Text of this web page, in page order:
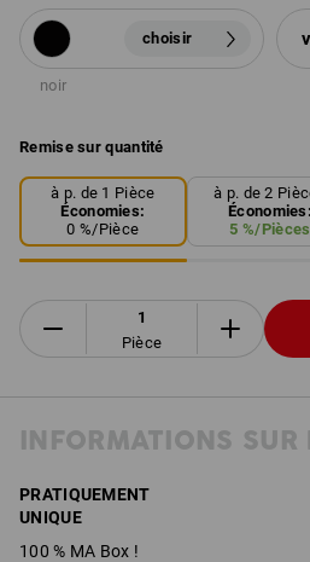
choisir
noir
Remise sur quantité
à p. de 1 Pièce
Économies:
0 %/Pièce
à p. de 2
Économies:
5 %/Pièces
Pièce
INFORMATIONS SUR
PRATIQUEMENT
UNIQUE
100 % MA Box !